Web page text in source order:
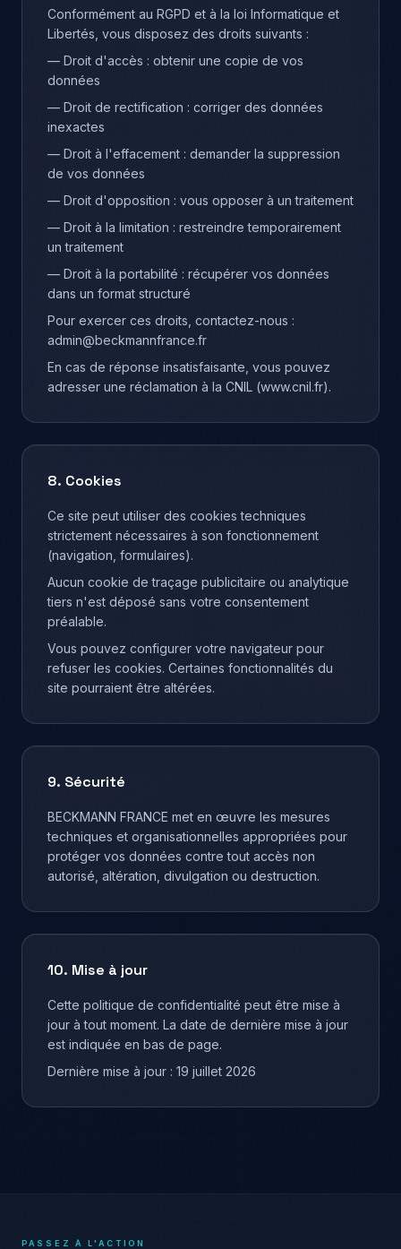
Conformément au RGPD et à la loi Informatique et
Libertés, vous disposez des droits suivants :
— Droit d'accès : obtenir une copie de vos
données
— Droit de rectification : corriger des données
inexactes
— Droit à l'effacement : demander la suppression
de vos données
— Droit d'opposition : vous opposer à un traitement
— Droit à la limitation : restreindre temporairement
un traitement
— Droit à la portabilité : récupérer vos données
dans un format structuré
Pour exercer ces droits, contactez-nous :
admin@beckmannfrance.fr
En cas de réponse insatisfaisante, vous pouvez
adresser une réclamation à la CNIL (www.cnil.fr).
8. Cookies
Ce site peut utiliser des cookies techniques
strictement nécessaires à son fonctionnement
(navigation, formulaires).
Aucun cookie de traçage publicitaire ou analytique
tiers n'est déposé sans votre consentement
préalable.
Vous pouvez configurer votre navigateur pour
refuser les cookies. Certaines fonctionnalités du
site pourraient être altérées.
9. Sécurité
BECKMANN FRANCE met en œuvre les mesures
techniques et organisationnelles appropriées pour
protéger vos données contre tout accès non
autorisé, altération, divulgation ou destruction.
10. Mise à jour
Cette politique de confidentialité peut être mise à
jour à tout moment. La date de dernière mise à jour
est indiquée en bas de page.
Dernière mise à jour : 19 juillet 2026
PASSEZ À L'ACTION